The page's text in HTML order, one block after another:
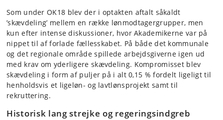
Som under OK18 blev der i optakten aftalt såkaldt
’skævdeling’ mellem en række lønmodtagergrupper, men
kun efter intense diskussioner, hvor Akademikerne var på
nippet til af forlade fællesskabet. På både det kommunale
og det regionale område spillede arbejdsgiverne igen ud
med krav om yderligere skævdeling. Kompromisset blev
skævdeling i form af puljer på i alt 0,15 % fordelt ligeligt til
henholdsvis et ligeløn- og lavtlønsprojekt samt til
rekruttering.
Historisk lang strejke og regeringsindgreb